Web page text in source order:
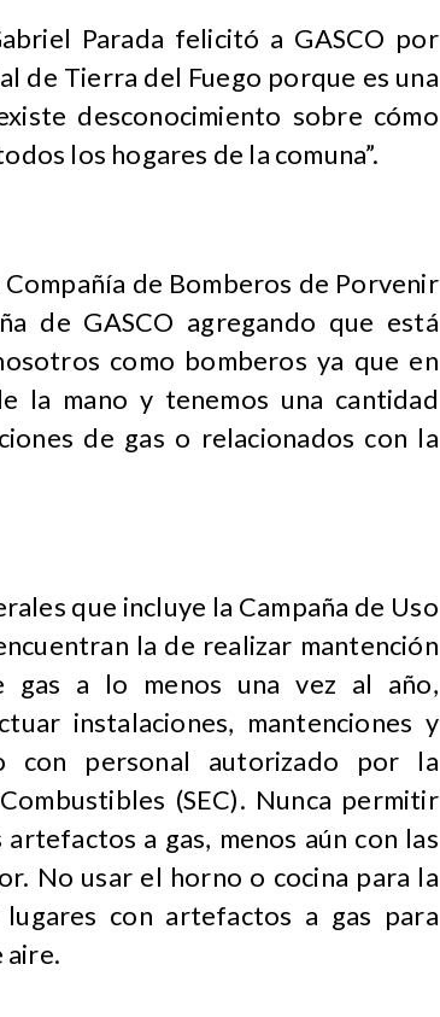
Parada felicitó a GASCO por
de Tierra del Fuego porque es una
desconocimiento sobre cómo
los hogares de la comuna”.
de Bomberos de Porvenir
de GASCO agregando que está
como bomberos ya que en
la mano y tenemos una cantidad
de gas o relacionados con la
que incluye la Campaña de Uso
la de realizar mantención
gas a lo menos una vez al año,
instalaciones, mantenciones y
personal autorizado por la
(SEC). Nunca permitir
a gas, menos aún con las
No usar el horno o cocina para la
con artefactos a gas para
aire.